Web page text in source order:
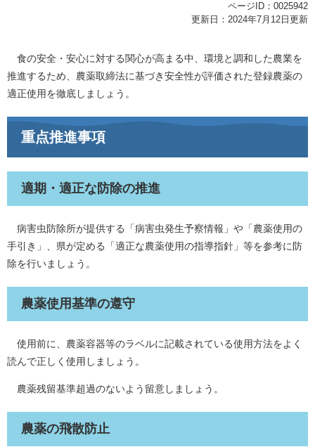
ページID：0025942
更新日：2024年7月12日更新
食の安全・安心に対する関心が高まる中、環境と調和した農業を
推進するため、農薬取締法に基づき安全性が評価された登録農薬の
適正使用を徹底しましょう。
重点推進事項
適期・適正な防除の推進
病害虫防除所が提供する「病害虫発生予察情報」や「農薬使用の
手引き」、県が定める「適正な農薬使用の指導指針」等を参考に防
除を行いましょう。
農薬使用基準の遵守
使用前に、農薬容器等のラベルに記載されている使用方法をよく
読んで正しく使用しましょう。
農薬残留基準超過のないよう留意しましょう。
農薬の飛散防止